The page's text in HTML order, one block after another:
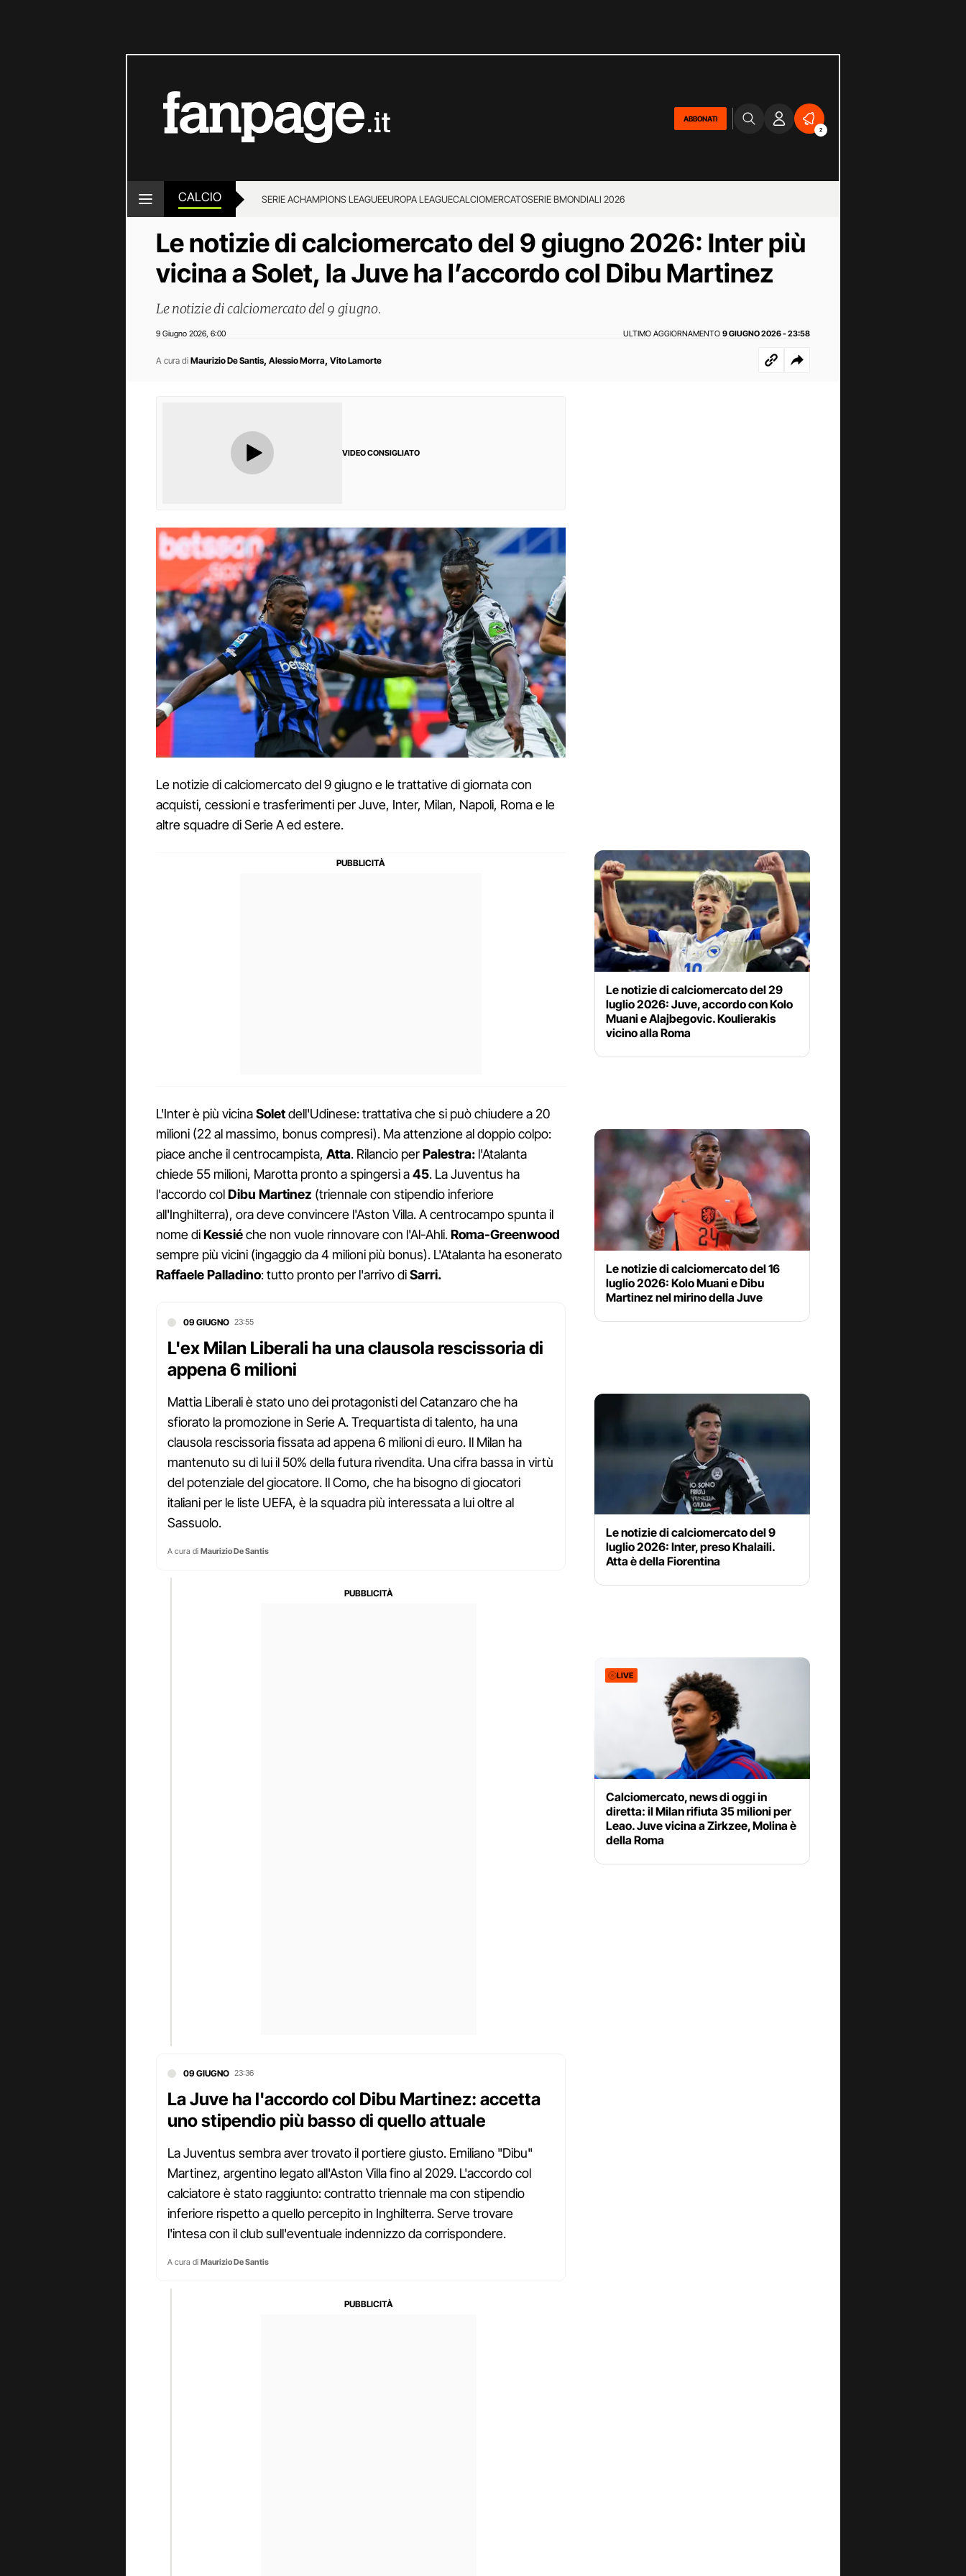
ABBONATI
2
CALCIO SERIE ACHAMPIONS LEAGUEEUROPA LEAGUECALCIOMERCATOSERIE BMONDIALI 2026
Le notizie di calciomercato del 9 giugno 2026: Inter più
vicina a Solet, la Juve ha l’accordo col Dibu Martinez
Le notizie di calciomercato del 9 giugno.
9 Giugno 2026 6:00 ULTIMO AGGIORNAMENTO 9 GIUGNO 2026 - 23:58
A cura di Maurizio De Santis, Alessio Morra, Vito Lamorte
VIDEO CONSIGLIATO
Le notizie di calciomercato del 9 giugno e le trattative di giornata con
acquisti, cessioni e trasferimenti per Juve, Inter, Milan, Napoli, Roma e le
altre squadre di Serie A ed estere.
L'Inter è più vicinaSoletdell'Udinese: trattativa che si può chiudere a 20
milioni (22 al massimo, bonus compresi). Ma attenzione al doppio colpo:
piace anche il centrocampista, Atta. Rilancio perPalestra: l'Atalanta
chiede 55 milioni, Marotta pronto a spingersi a45. La Juventus ha
l'accordo colDibu Martinez (triennale con stipendio inferiore
all'Inghilterra), ora deve convincere l'Aston Villa. A centrocampo spunta il
nome diKessiéche non vuole rinnovare con l'Al-Ahli.Roma-Greenwood
sempre più vicini (ingaggio da 4 milioni più bonus). L'Atalanta ha esonerato
Raffaele Palladino: tutto pronto per l'arrivo diSarri.
09 GIUGNO 23:55
L'ex Milan Liberali ha una clausola rescissoria di
appena 6 milioni
Mattia Liberali è stato uno dei protagonisti del Catanzaro che ha
sfiorato la promozione in Serie A. Trequartista di talento, ha una
clausola rescissoria fissata ad appena 6 milioni di euro. Il Milan ha
mantenuto su di lui il 50% della futura rivendita. Una cifra bassa in virtù
del potenziale del giocatore. Il Como, che ha bisogno di giocatori
italiani per le liste UEFA, è la squadra più interessata a lui oltre al
Sassuolo.
A cura di Maurizio De Santis
09 GIUGNO 23:36
La Juve ha l'accordo col Dibu Martinez: accetta
uno stipendio più basso di quello attuale
La Juventus sembra aver trovato il portiere giusto. Emiliano "Dibu"
Martinez, argentino legato all'Aston Villa fino al 2029. L'accordo col
calciatore è stato raggiunto: contratto triennale ma con stipendio
inferiore rispetto a quello percepito in Inghilterra. Serve trovare
l'intesa con il club sull'eventuale indennizzo da corrispondere.
A cura di Maurizio De Santis
Le notizie di calciomercato del 29
luglio 2026: Juve, accordo con Kolo
Muani e Alajbegovic. Koulierakis
vicino alla Roma
Le notizie di calciomercato del 16
luglio 2026: Kolo Muani e Dibu
Martinez nel mirino della Juve
Le notizie di calciomercato del 9
luglio 2026: Inter, preso Khalaili.
Atta è della Fiorentina
LIVE
Calciomercato, news di oggi in
diretta: il Milan rifiuta 35 milioni per
Leao. Juve vicina a Zirkzee, Molina è
della Roma